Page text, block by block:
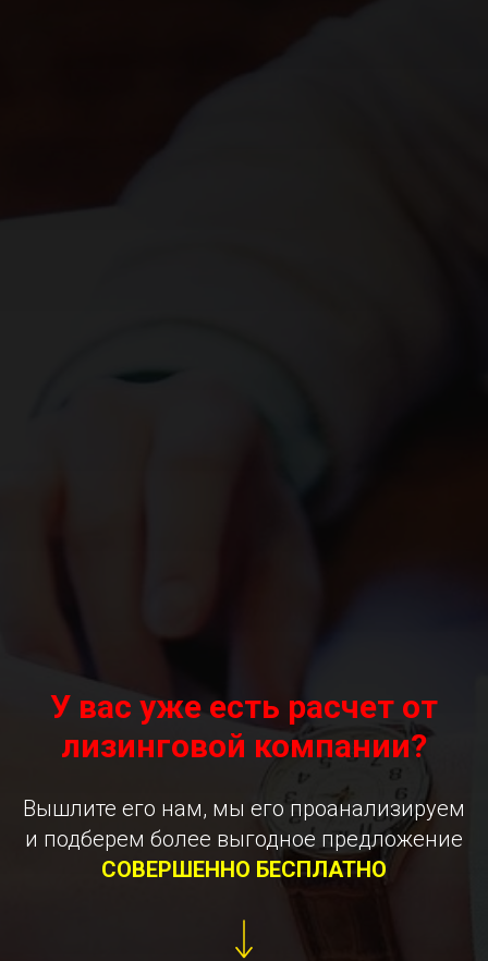
У вас уже есть расчет от
лизинговой компании?
Вышлите его нам, мы его проанализируем
и подберем более выгодное предложение
СОВЕРШЕННО БЕСПЛАТНО